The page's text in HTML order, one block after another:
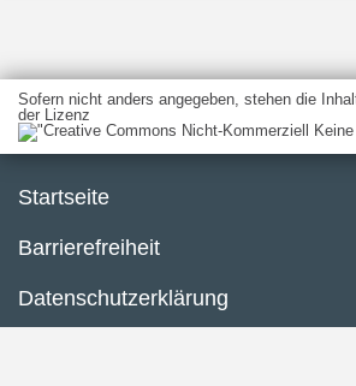
Sofern nicht anders angegeben, stehen die
der Lizenz
Startseite
Barrierefreiheit
Datenschutzerklärung